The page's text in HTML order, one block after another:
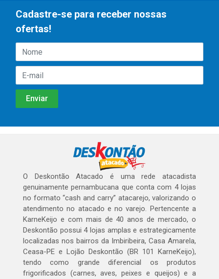
Cadastre-se para receber nossas
ofertas!
O Deskontão Atacado é uma rede atacadista
genuinamente pernambucana que conta com 4 lojas
no formato “cash and carry” atacarejo, valorizando o
atendimento no atacado e no varejo. Pertencente a
KarneKeijo e com mais de 40 anos de mercado, o
Deskontão possui 4 lojas amplas e estrategicamente
localizadas nos bairros da Imbiribeira, Casa Amarela,
Ceasa-PE e Lojão Deskontão (BR 101 KarneKeijo),
tendo como grande diferencial os produtos
frigorificados (carnes, aves, peixes e queijos) e a